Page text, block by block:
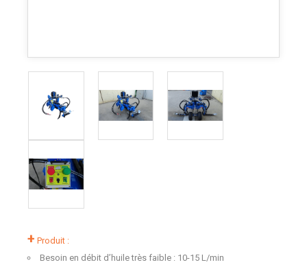
+ Produit :
Besoin en débit d’huile très faible : 10-15 L/min